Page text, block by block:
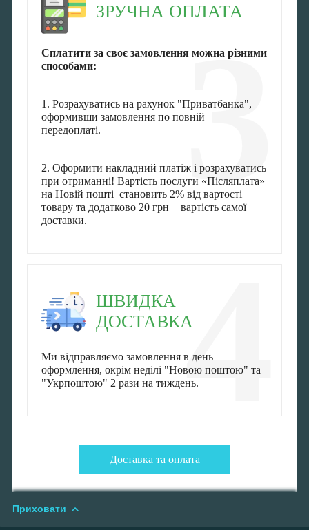
3
ЗРУЧНА ОПЛАТА
Сплатити за своє замовлення можна різними
способами:
1. Розрахуватись на рахунок "Приватбанка",
оформивши замовлення по повній
передоплаті.
2. Оформити накладний платіж і розрахуватись
при отриманні! Вартість послуги «Післяплата»
на Новій пошті становить 2% від вартості
товару та додатково 20 грн + вартість самої
доставки.
4
ШВИДКА
ДОСТАВКА
Ми відправляємо замовлення в день
оформлення, окрім неділі "Новою поштою" та
"Укрпоштою" 2 рази на тиждень.
Доставка та оплата
Приховати